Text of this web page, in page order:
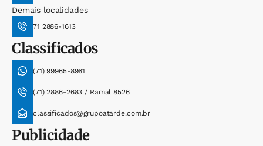
Demais localidades
71 2886-1613
Classificados
(71) 99965-8961
(71) 2886-2683 / Ramal 8526
classificados@grupoatarde.com.br
Publicidade